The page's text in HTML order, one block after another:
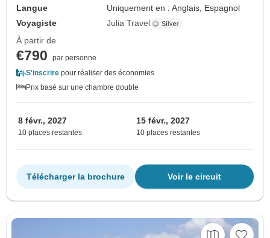
Langue
Uniquement en : Anglais, Espagnol
Voyagiste
Julia Travel
À partir de
€790
par personne
S'inscrire pour réaliser des économies
Prix basé sur une chambre double
8 févr., 2027
10 places restantes
15 févr., 2027
10 places restantes
Voir le circuit
Télécharger la brochure